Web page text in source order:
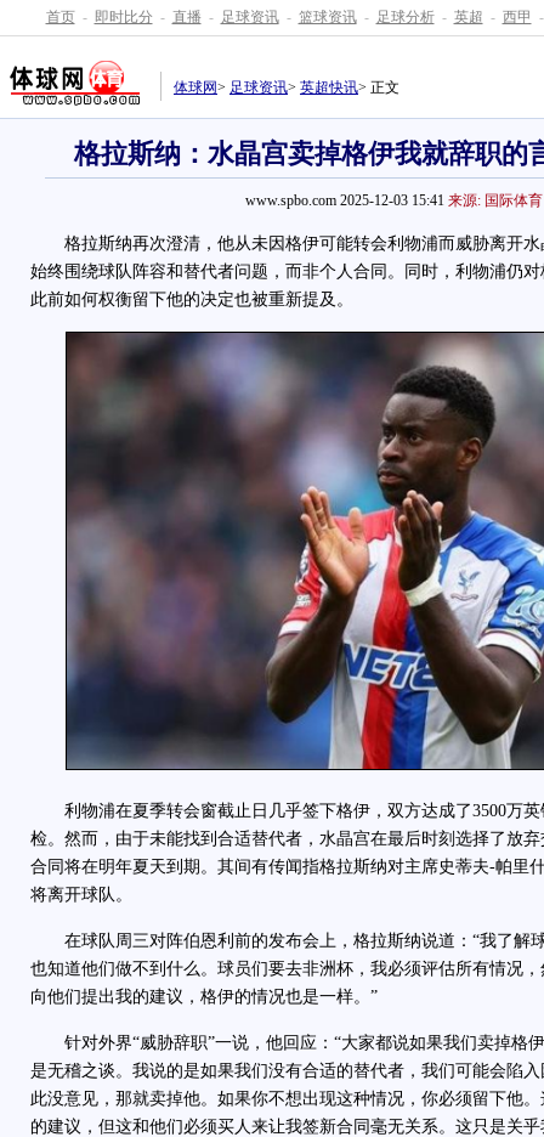
首页 - 即时比分 - 直播 - 足球资讯 - 篮球资讯 - 足球分析 - 英超 - 西甲 -
体球网> 足球资讯> 英超快讯> 正文
格拉斯纳：水晶宫卖掉格伊我就辞职的
www.spbo.com 2025-12-03 15:41 来源: 国际体育
格拉斯纳再次澄清，他从未因格伊可能转会利物浦而威胁离开水
始终围绕球队阵容和替代者问题，而非个人合同。同时，利物浦仍
此前如何权衡留下他的决定也被重新提及。
利物浦在夏季转会窗截止日几乎签下格伊，双方达成了3500万英
检。然而，由于未能找到合适替代者，水晶宫在最后时刻选择了放
合同将在明年夏天到期。其间有传闻指格拉斯纳对主席史蒂夫-帕里
将离开球队。
在球队周三对阵伯恩利前的发布会上，格拉斯纳说道：“我了解
也知道他们做不到什么。球员们要去非洲杯，我必须评估所有情况
向他们提出我的建议，格伊的情况也是一样。”
针对外界“威胁辞职”一说，他回应：“大家都说如果我们卖掉格
是无稽之谈。我说的是如果我们没有合适的替代者，我们可能会陷
此没意见，那就卖掉他。如果你不想出现这种情况，你必须留下他
的建议，但这和他们必须买人来让我签新合同毫无关系。这只是关